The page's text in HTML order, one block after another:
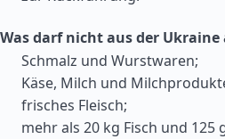
Was darf nicht aus der
Schmalz und Wurstwaren;
Käse, Milch und
frisches Fleisch;
mehr als 20 kg Fisch und